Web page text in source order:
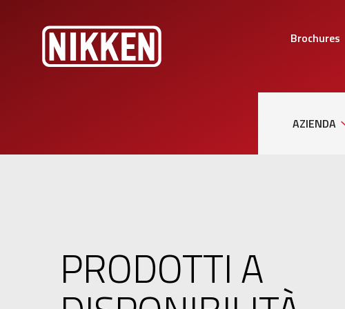
Brochures
AZIENDA
PRODOTTI A